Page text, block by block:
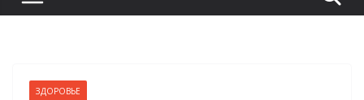
ЗДОРОВЬЕ